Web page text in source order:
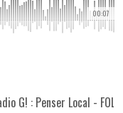
00:07
G! : Penser Local - FOL